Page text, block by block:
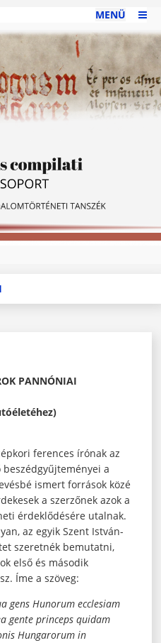
MENÜ
PANNÓNIAI
ferences írónak az
a
ismert források közé
a szerzőnek azok a
érdeklődésére utalnak.
az egyik Szent István-
szeretnék bemutatni,
első és második
Íme a szöveg:
gens Hunorum ecclesiam
gente princeps quidam
Hungarorum in